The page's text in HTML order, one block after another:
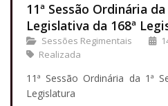
11ª Sessão Ordinária da
Legislativa da 168ª
Sessões Regimentais
Realizada
11ª Sessão Ordinária da 1ª
Legislatura